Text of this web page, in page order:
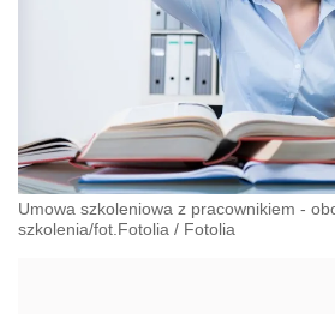
Umowa szkoleniowa z pracownikiem -
szkolenia/fot.Fotolia / Fotolia